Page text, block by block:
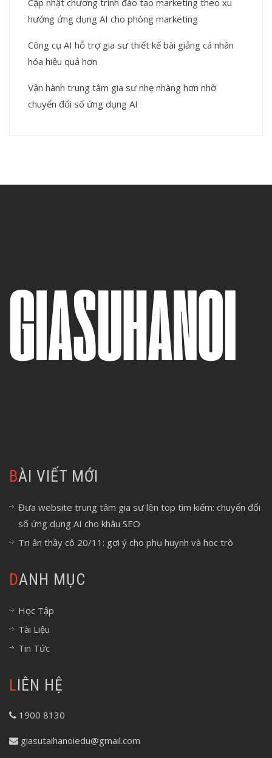
hướng ứng dụng AI cho phòng marketing
Công cụ AI hỗ trợ gia sư thiết kế bài giảng cá nhân
hóa hiệu quả hơn
Vận hành trung tâm gia sư nhẹ nhàng hơn nhờ
chuyển đổi số ứng dụng AI
BÀI VIẾT MỚI
Đưa website trung tâm gia sư lên top tìm kiếm: chuyển đổi
số ứng dụng AI cho khâu SEO
Tri ân thầy cô 20/11: gợi ý cho phụ huynh và học trò
DANH MỤC
Học Tập
Tài Liệu
Tin Tức
LIÊN HỆ
1900 8130
giasutaihanoiedu@gmail.com